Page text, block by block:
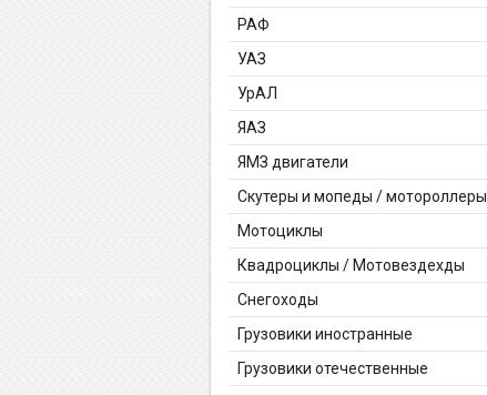
РАФ
УАЗ
УрАЛ
ЯАЗ
ЯМЗ двигатели
Скутеры и мопеды / мотороллеры
Мотоциклы
Квадроциклы / Мотовездехды
Снегоходы
Грузовики иностранные
Грузовики отечественные